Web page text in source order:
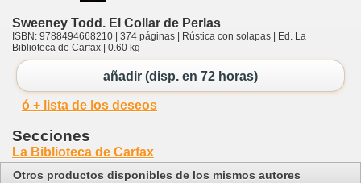
Sweeney Todd. El Collar de Perlas
ISBN: 9788494668210 | 374 páginas | Rústica con solapas | Ed. La
Biblioteca de Carfax | 0.60 kg
añadir (disp. en 72 horas)
ó + lista de los deseos
Secciones
La Biblioteca de Carfax
Otros productos disponibles de los mismos autores